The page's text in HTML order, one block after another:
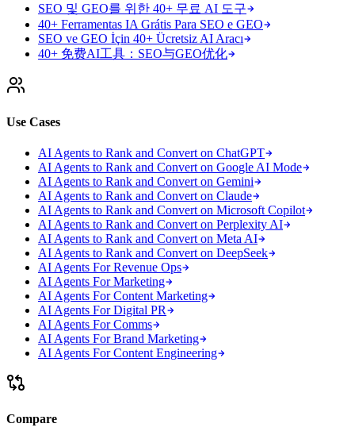
SEO 및 GEO를 위한 40+ 무료 AI 도구
40+ Ferramentas IA Grátis Para SEO e GEO
SEO ve GEO İçin 40+ Ücretsiz AI Aracı
40+ 免费AI工具：SEO与GEO优化
Use Cases
AI Agents to Rank and Convert on ChatGPT
AI Agents to Rank and Convert on Google AI Mode
AI Agents to Rank and Convert on Gemini
AI Agents to Rank and Convert on Claude
AI Agents to Rank and Convert on Microsoft Copilot
AI Agents to Rank and Convert on Perplexity AI
AI Agents to Rank and Convert on Meta AI
AI Agents to Rank and Convert on DeepSeek
AI Agents For Revenue Ops
AI Agents For Marketing
AI Agents For Content Marketing
AI Agents For Digital PR
AI Agents For Comms
AI Agents For Brand Marketing
AI Agents For Content Engineering
Compare